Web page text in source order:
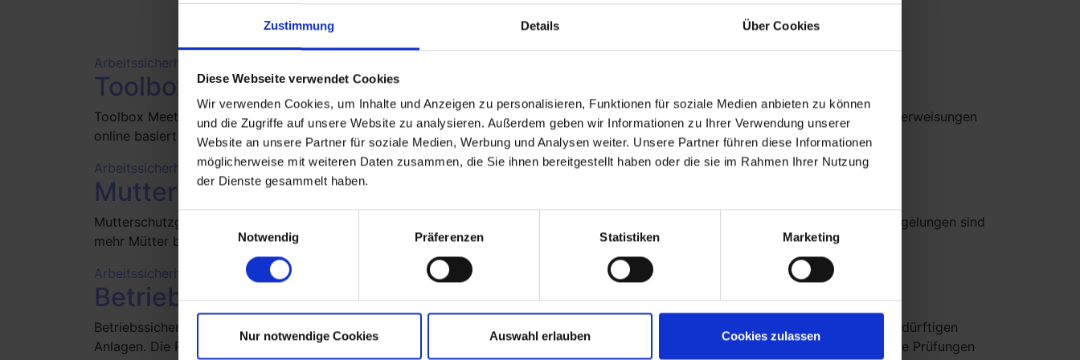
Zustimmung Details Über Cookies
Diese Webseite verwendet Cookies
Wir verwenden Cookies, um Inhalte und Anzeigen zu personalisieren, Funktionen für soziale Medien anbieten zu können
und die Zugriffe auf unsere Website zu analysieren. Außerdem geben wir Informationen zu Ihrer Verwendung unserer
Website an unsere Partner für soziale Medien, Werbung und Analysen weiter. Unsere Partner führen diese Informationen
möglicherweise mit weiteren Daten zusammen, die Sie ihnen bereitgestellt haben oder die sie im Rahmen Ihrer Nutzung
der Dienste gesammelt haben.
Einwilligungsauswahl
Notwendig
Präferenzen Statistiken Marketing
Nur notwendige Cookies Auswahl erlauben Cookies zulassen
Arbeitssicherheit
Toolbox Meetings
Toolbox Meetings Wir bieten Ihnen das, was Sie brauchen – denn Ihre Prävention beginnt hier! Toolbox Meetings sind unsere Kurzunterweisungen
online basiert via Zoom! Flexibel, kontaktfrei, ortsunabhängig! Sie haben Interesse …
Arbeitssicherheit
Mutterschutzgesetz kommt 2018
Mutterschutzgesetz kommt 2018 Das neue Mutterschutzgesetz wird in großen Teilen erst zum 01.01.2018 in Kraft treten. Von den Regelungen sind
mehr Mütter betroffen, auch wird der Arbeitsschutz für sie verstärkt. …
Arbeitssicherheit
Betriebssicherheitsverordnung als Prüfgrundlage
Betriebssicherheitsverordnung als Prüfgrundlage Aufzugsanlagen gehören im Sinne des § 2 Nummer 30 ProdSG zu überwachungsbedürftigen
Anlagen. Die Prüfgrundlagen für überwachungsbedürftige Anlagen sind in der Betriebssicherheitsverordnung (BetrSichV) geregelt. Die Prüfungen